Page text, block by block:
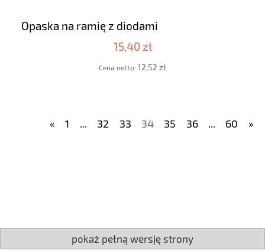
Opaska na ramię z diodami
15,40 zł
Cena netto: 12,52 zł
« 1 ... 32 33 34 35 36 ... 60 »
pokaż pełną wersję strony